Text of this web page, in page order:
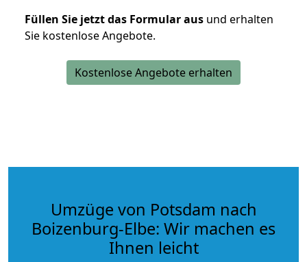
Füllen Sie jetzt das Formular aus und erhalten
Sie kostenlose Angebote.
Kostenlose Angebote erhalten
Umzüge von Potsdam nach
Boizenburg-Elbe: Wir machen es
Ihnen leicht